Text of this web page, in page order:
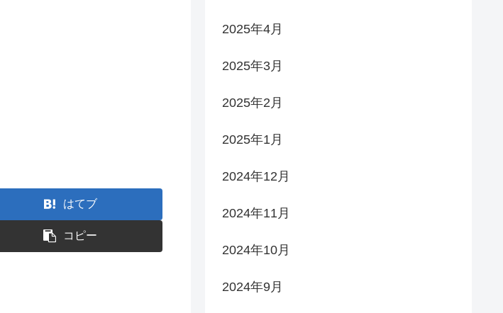
はてブ
コピー
2025年4月
2025年3月
2025年2月
2025年1月
2024年12月
2024年11月
2024年10月
2024年9月